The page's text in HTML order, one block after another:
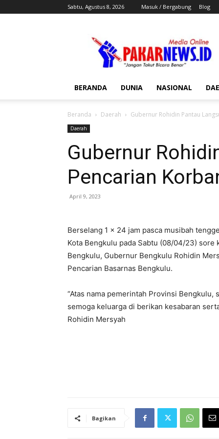
Sabtu, Agustus 8, 2026 Masuk / Bergabung Blog
BERANDA DUNIA NASIONAL
Beranda Daerah Gubernur Rohidin Pantau
Daerah
Gubernur
Pencarian
April 9, 2023
Berselang 1 x 24 jam pasca musibah
Kota Bengkulu pada Sabtu (08/04/23) sore
Bengkulu, Gubernur Bengkulu Rohidin
Pencarian Basarnas Bengkulu.
“Atas nama pemerintah Provinsi Bengkulu,
semoga keluarga di berikan kesabaran
Rohidin Mersyah
Bagikan